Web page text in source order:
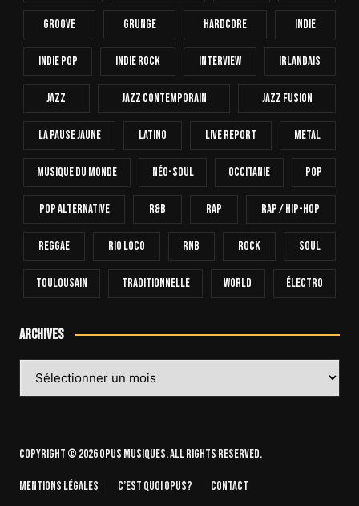
Groove Grunge Hardcore INDIE
Indie Pop Indie Rock Interview Irlandais
Jazz Jazz Contemporain Jazz Fusion
La Pause Jaune Latino Live Report Metal
Musique Du Monde Néo-Soul Occitanie Pop
Pop Alternative R&B Rap Rap / Hip-Hop
Reggae Rio Loco RnB Rock Soul
Toulousain Traditionnelle World Électro
Archives
Copyright © 2026 OPUS Musiques. All rights reserved.
Mentions légales C’est quoi Opus? Contact